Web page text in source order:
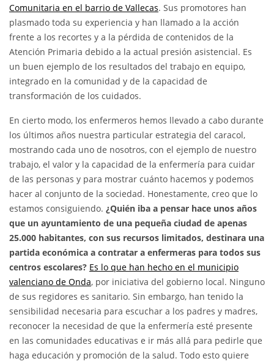
Comunitaria en el barrio de Vallecas. Sus promotores han
plasmado toda su experiencia y han llamado a la acción
frente a los recortes y a la pérdida de contenidos de la
Atención Primaria debido a la actual presión asistencial. Es
un buen ejemplo de los resultados del trabajo en equipo,
integrado en la comunidad y de la capacidad de
transformación de los cuidados.
En cierto modo, los enfermeros hemos llevado a cabo durante
los últimos años nuestra particular estrategia del caracol,
mostrando cada uno de nosotros, con el ejemplo de nuestro
trabajo, el valor y la capacidad de la enfermería para cuidar
de las personas y para mostrar cuánto hacemos y podemos
hacer al conjunto de la sociedad. Honestamente, creo que lo
estamos consiguiendo. ¿Quién iba a pensar hace unos años
que un ayuntamiento de una pequeña ciudad de apenas
25.000 habitantes, con sus recursos limitados, destinara una
partida económica a contratar a enfermeras para todos sus
centros escolares? Es lo que han hecho en el municipio
valenciano de Onda, por iniciativa del gobierno local. Ninguno
de sus regidores es sanitario. Sin embargo, han tenido la
sensibilidad necesaria para escuchar a los padres y madres,
reconocer la necesidad de que la enfermería esté presente
en las comunidades educativas e ir más allá para pedirle que
haga educación y promoción de la salud. Todo esto quiere